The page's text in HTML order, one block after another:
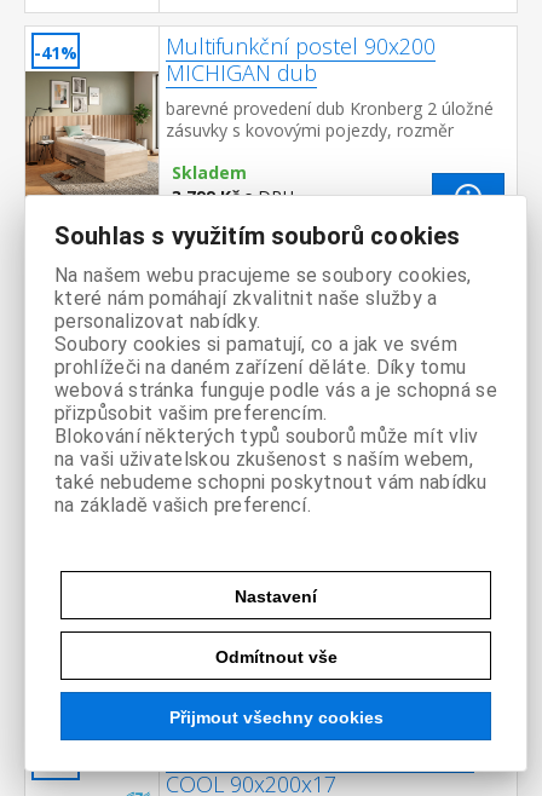
-41%
Multifunkční postel 90x200
MICHIGAN dub
barevné provedení dub Kronberg 2 úložné
zásuvky s kovovými pojezdy, rozměr
(š/v/h) 69 × 36 × 26 ...
Skladem
3 799 Kčs DPH
-41% 0 Kč **
-44%
Matrace s potahem IDEA
HARMONY 90x200x15
oboustranná partnerská matrace s
rozdílnou tuhostí stran je vyrobena z
pružných a houževnatých pěn
Flexifoam tužší červená strana má
anatomickou ...
Skladem > 10 ks
3 290 Kč s DPH
-44% 0 Kč **
Matrace s potahem IDEA TONA
viscoelastické paměťové pěny ViscoFoam®
a vysoce kvalitních polyuretanových
pěn obě strany – 7zónová anatomická ...
Skladem
4 990 Kčs DPH
-41% 0 Kč **
COOL 90x200x17
Souhlas s využitím souborů cookies
Na našem webu pracujeme se soubory cookies,
které nám pomáhají zkvalitnit naše služby a
personalizovat nabídky.
Soubory cookies si pamatují, co a jak ve svém
prohlížeči na daném zařízení děláte. Díky tomu
webová stránka funguje podle vás a je schopná se
přizpůsobit vašim preferencím.
Blokování některých typů souborů může mít vliv
na vaši uživatelskou zkušenost s naším webem,
také nebudeme schopni poskytnout vám nabídku
na základě vašich preferencí.
Nastavení
Odmítnout vše
Přijmout všechny cookies